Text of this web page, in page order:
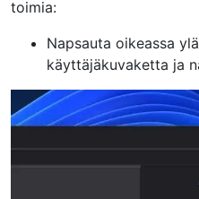
toimia:
Napsauta oikeassa
käyttäjäkuvaketta ja